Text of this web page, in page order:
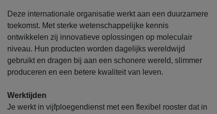
Deze internationale organisatie werkt aan een duurzamere
toekomst. Met sterke wetenschappelijke kennis
ontwikkelen zij innovatieve oplossingen op moleculair
niveau. Hun producten worden dagelijks wereldwijd
gebruikt en dragen bij aan een schonere wereld, slimmer
produceren en een betere kwaliteit van leven.
Werktijden
Je werkt in vijfploegendienst met een flexibel rooster dat in